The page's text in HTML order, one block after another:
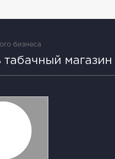
бизнеса
табачный